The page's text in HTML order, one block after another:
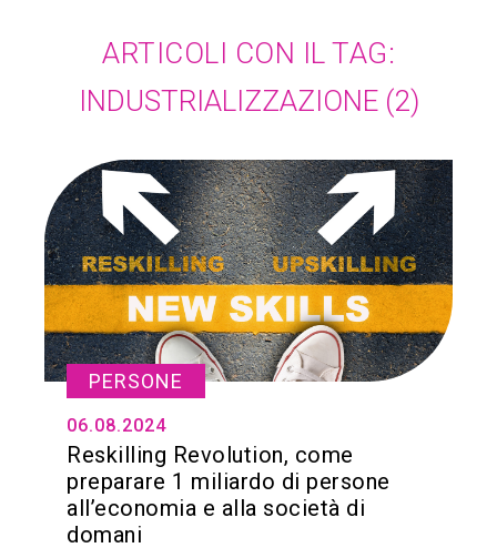
INDUSTRIALIZZAZIONE(2)
ARTICOLI CON IL TAG:
PERSONE
06.08.2024
Reskilling Revolution, come
preparare 1 miliardo di persone
all’economia e alla società di
domani